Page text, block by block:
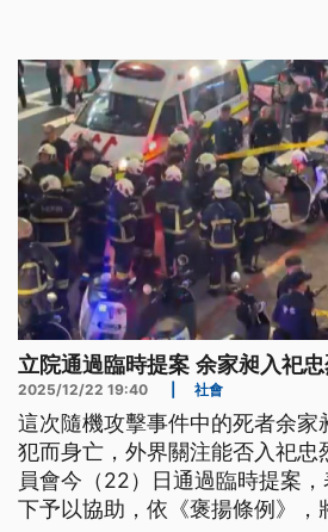
立院通過臨時提案 余家昶入祀忠
2025/12/22 19:40 社會
這次隨機攻擊事件中的死者余家
犯而身亡，外界關注能否入祀忠
員會今（22）日通過臨時提案
下予以協助，依《褒揚條例》，